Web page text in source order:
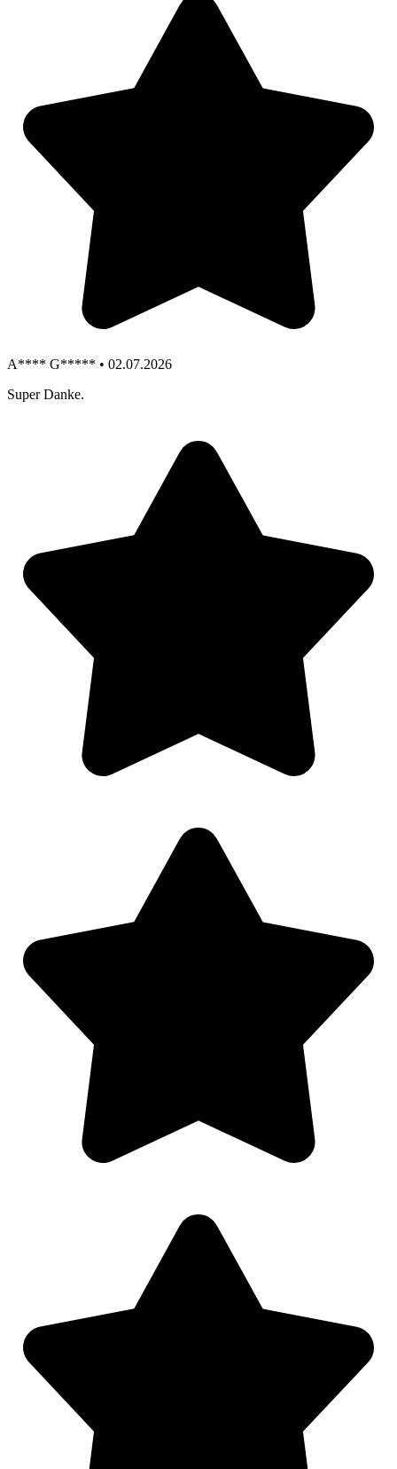
A**** G***** • 02.07.2026
Super Danke.